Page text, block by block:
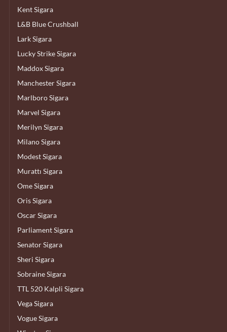
Kent Sigara
L&B Blue Crushball
Lark Sigara
Lucky Strike Sigara
Maddox Sigara
Manchester Sigara
Marlboro Sigara
Marvel Sigara
Merilyn Sigara
Milano Sigara
Modest Sigara
Murattı Sigara
Ome Sigara
Oris Sigara
Oscar Sigara
Parliament Sigara
Senator Sigara
Sheri Sigara
Sobraine Sigara
TTL 520 Kalpli Sigara
Vega Sigara
Vogue Sigara